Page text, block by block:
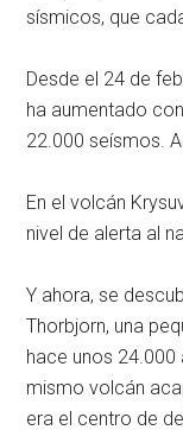
sísmicos, que
Desde el 24 de
ha aumentado
22.000 seísmos.
En el volcán
nivel de alerta al
Y ahora, se
Thorbjorn, una
hace unos 24.000
mismo volcán
era el centro de